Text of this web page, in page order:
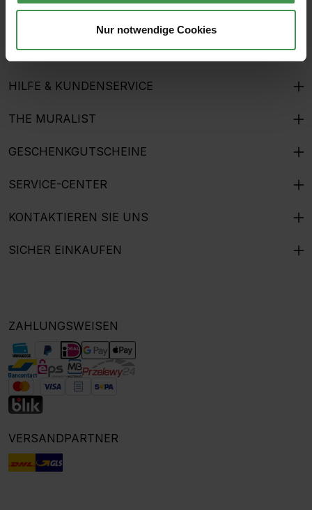
Nur notwendige Cookies
ÜBER UNS
HILFE & KUNDENSERVICE
THE MURALIST
GESCHENKGUTSCHEINE
SERVICE-CENTER
KONTAKTIEREN SIE UNS
SICHER EINKAUFEN
ZAHLUNGSWEISEN
VERSANDPARTNER